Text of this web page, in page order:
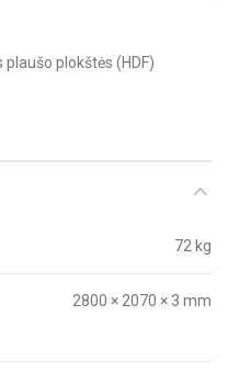
plokštės (HDF)
72 kg
2800 × 2070 × 3 mm